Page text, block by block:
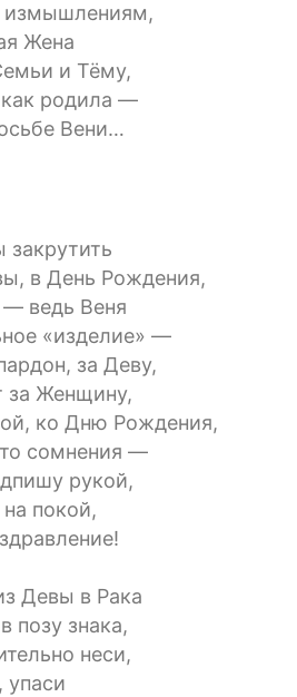
измышлениям,
Жена
и Тёму,
родила —
Вени…
закрутить
в День Рождения,
— ведь Веня
«изделие» —
за Деву,
за Женщину,
ко Дню Рождения,
то сомнения —
рукой,
покой,
Девы в Рака
позу знака,
неси,